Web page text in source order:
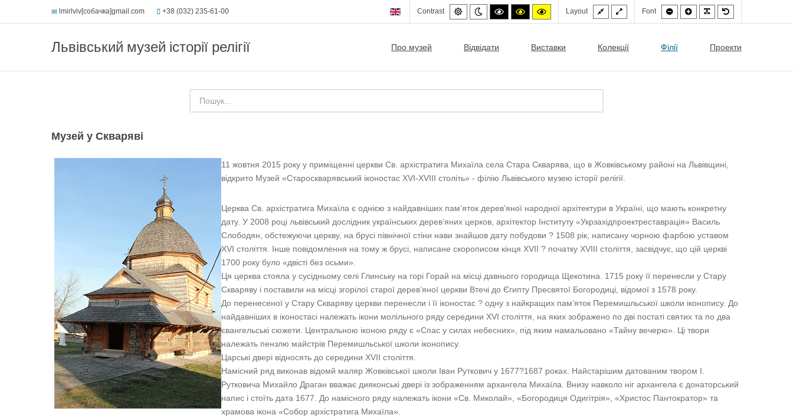
lmirlviv[собачка]gmail.com +38 (032) 235-61-00 Contrast
Default
mode
Night
mode
High
contrast
High
contrast
High
contrast
Layout
Fixed
layout
Wide
layout
Font
Smaller
font
Larger
font
Львівський музей історії релігії Про музей Відвідати Виставки Колекції Філії Проекти
Музей у Скваряві
11 жовтня 2015 року у приміщенні церкви Св. архістратига Михаїла села Стара Скварява, що в Жовківському районі на Львівщині,
відкрито Музей «Староскварявський іконостас ХVI-ХVIII століть» - філію Львівського музею історії релігії.
Церква Св. архістратига Михаїла є однією з найдавніших пам’яток дерев’яної народної архітектури в Україні, що мають конкретну
дату. У 2008 році львівський дослідник українських дерев’яних церков, архітектор Інституту «Укрзахідпроектреставрація» Василь
Слободян, обстежуючи церкву, на брусі північної стіни нави знайшов дату побудови ? 1508 рік, написану чорною фарбою уставом
ХVI століття. Інше повідомлення на тому ж брусі, написане скорописом кінця XVII ? початку XVIII століття, засвідчує, що цій церкві
1700 року було «двісті без осьми».
Ця церква стояла у сусідньому селі Глинську на горі Горай на місці давнього городища Щекотина. 1715 року її перенесли у Стару
Скваряву і поставили на місці згорілої старої дерев’яної церкви Втечі до Єгипту Пресвятої Богородиці, відомої з 1578 року.
До перенесеної у Стару Скваряву церкви перенесли і її іконостас ? одну з найкращих пам’яток Перемишльської школи іконопису. До
найдавніших в іконостасі належать ікони молільного ряду середини XVI століття, на яких зображено по дві постаті святих та по два
євангельські сюжети. Центральною іконою ряду є «Спас у силах небесних», під яким намальовано «Тайну вечерю». Ці твори
належать пензлю майстрів Перемишльської школи іконопису.
Царські двері відносять до середини XVII століття.
Намісний ряд виконав відомй маляр Жовківської школи Іван Руткович у 1677?1687 роках. Найстарішим датованим твором І.
Рутковича Михайло Драган вважає дияконські двері із зображенням архангела Михаїла. Внизу навколо ніг архангела є донаторський
напис і стоїть дата 1677. До намісного ряду належать ікони «Св. Миколай», «Богородиця Одигітрія», «Христос Пантократор» та
храмова ікона «Собор архістратига Михаїла».